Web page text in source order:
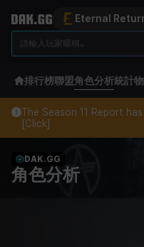
Eternal
排行榜聯盟角色分析統計
The Season 11 Report
[Click]
DAK.GG
角色分析